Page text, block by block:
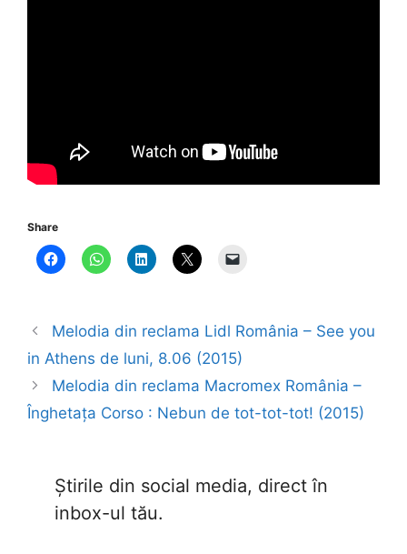
Share
Melodia din reclama Lidl România – See you
in Athens de luni, 8.06 (2015)
Melodia din reclama Macromex România –
Înghetața Corso : Nebun de tot-tot-tot! (2015)
Știrile din social media, direct în
inbox-ul tău.